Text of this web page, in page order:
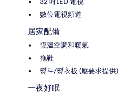
數位電視頻道
居家配備
恆溫空調和暖氣
拖鞋
熨斗/熨衣板 (應要求提供)
一夜好眠